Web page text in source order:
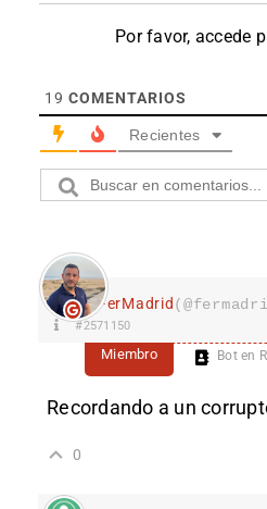
Por favor, accede
19 COMENTARIOS
Recientes
FerMadrid
#2571150
Miembro Bot en
Recordando a un
0